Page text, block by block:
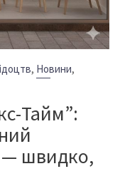
, Новини,
Тайм”:
— швидко,